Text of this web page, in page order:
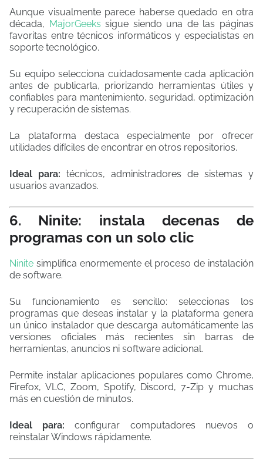
Aunque visualmente parece haberse quedado en otra
década, MajorGeeks sigue siendo una de las páginas
favoritas entre técnicos informáticos y especialistas en
soporte tecnológico.
Su equipo selecciona cuidadosamente cada aplicación
antes de publicarla, priorizando herramientas útiles y
confiables para mantenimiento, seguridad, optimización
y recuperación de sistemas.
La plataforma destaca especialmente por ofrecer
utilidades difíciles de encontrar en otros repositorios.
Ideal para: técnicos, administradores de sistemas y
usuarios avanzados.
6. Ninite: instala decenas de
programas con un solo clic
Ninite simplifica enormemente el proceso de instalación
de software.
Su funcionamiento es sencillo: seleccionas los
programas que deseas instalar y la plataforma genera
un único instalador que descarga automáticamente las
versiones oficiales más recientes sin barras de
herramientas, anuncios ni software adicional.
Permite instalar aplicaciones populares como Chrome,
Firefox, VLC, Zoom, Spotify, Discord, 7-Zip y muchas
más en cuestión de minutos.
Ideal para: configurar computadores nuevos o
reinstalar Windows rápidamente.